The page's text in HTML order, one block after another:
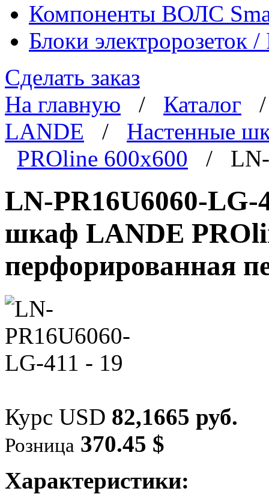
Компоненты ВОЛС
Блоки электророзеток
Сделать заказ
На главную / Каталог
LANDE / Настенные
PROline 600x600 / LN-
LN-PR16U6060-LG-
шкаф LANDE
перфорированная
Курс USD 82,1665 руб.
Розница 370.45 $
Характеристики: